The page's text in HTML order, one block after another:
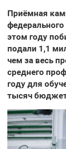
Приёмная
этом году
подали 1,1
чем за весь
среднего
году для
тысяч